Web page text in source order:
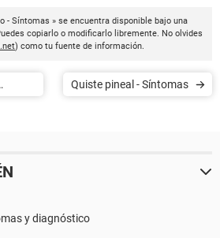
- Síntomas » se encuentra disponible bajo una
copiarlo o modificarlo libremente. No olvides
) como tu fuente de información.
Quiste pineal - Síntomas
y diagnóstico